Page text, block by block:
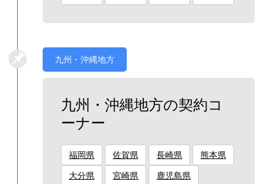
九州・沖縄地方
九州・沖縄地方の契約コ
ーナー
福岡県 佐賀県 長崎県 熊本県
大分県 宮崎県 鹿児島県